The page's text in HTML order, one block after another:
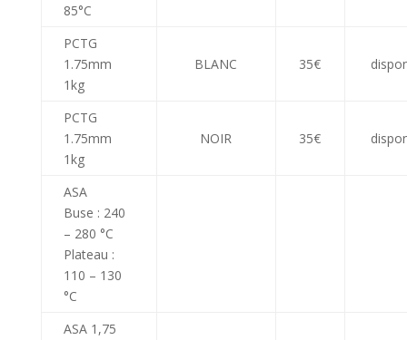
85°C
PCTG
1.75mm
1kg
BLANC 35€
PCTG
1.75mm
1kg
NOIR 35€
ASA
Buse : 240
– 280 °C
Plateau :
110 – 130
°C
ASA 1,75